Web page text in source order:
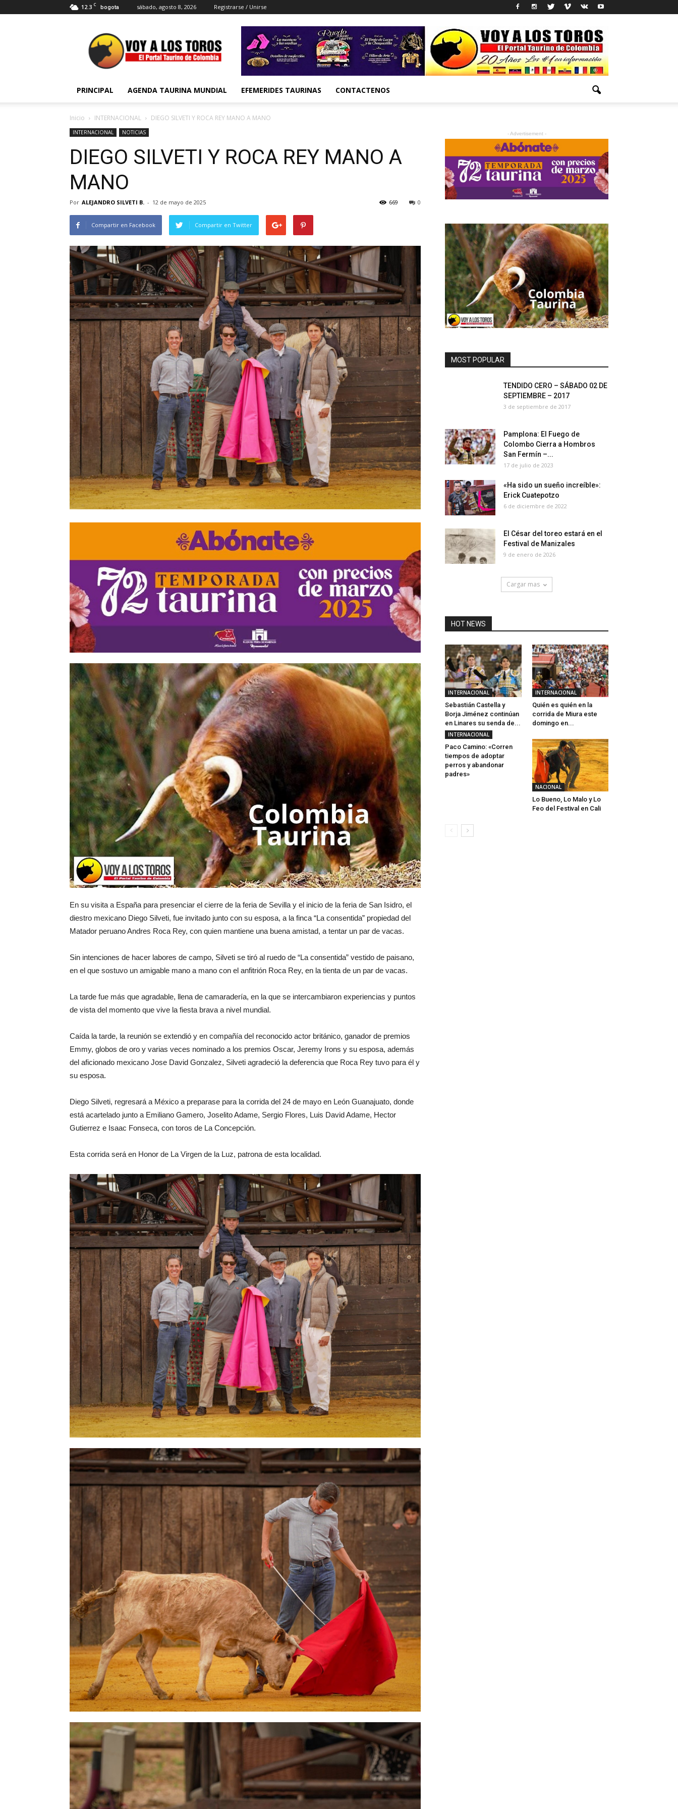
12.3 C bogota sábado, agosto 8, 2026 Registrarse / Unirse
Voy
a
Los
Toros
PRINCIPAL AGENDA TAURINA MUNDIAL EFEMERIDES TAURINAS CONTACTENOS
Inicio INTERNACIONAL DIEGO SILVETI Y ROCA REY MANO A MANO
INTERNACIONAL NOTICIAS
DIEGO SILVETI Y ROCA REY MANO A
MANO
Por ALEJANDRO SILVETI B. - 12 de mayo de 2025 0
669
Compartir en Facebook Compartir en Twitter
En su visita a España para presenciar el cierre de la feria de Sevilla y el inicio de la feria de San Isidro, el
diestro mexicano Diego Silveti, fue invitado junto con su esposa, a la finca “La consentida” propiedad del
Matador peruano Andres Roca Rey, con quien mantiene una buena amistad, a tentar un par de vacas.
Sin intenciones de hacer labores de campo, Silveti se tiró al ruedo de “La consentida” vestido de paisano,
en el que sostuvo un amigable mano a mano con el anfitrión Roca Rey, en la tienta de un par de vacas.
La tarde fue más que agradable, llena de camaradería, en la que se intercambiaron experiencias y puntos
de vista del momento que vive la fiesta brava a nivel mundial.
Caída la tarde, la reunión se extendió y en compañía del reconocido actor británico, ganador de premios
Emmy, globos de oro y varias veces nominado a los premios Oscar, Jeremy Irons y su esposa, además
del aficionado mexicano Jose David Gonzalez, Silveti agradeció la deferencia que Roca Rey tuvo para él y
su esposa.
Diego Silveti, regresará a México a preparase para la corrida del 24 de mayo en León Guanajuato, donde
está acartelado junto a Emiliano Gamero, Joselito Adame, Sergio Flores, Luis David Adame, Hector
Gutierrez e Isaac Fonseca, con toros de La Concepción.
Esta corrida será en Honor de La Virgen de la Luz, patrona de esta localidad.
- Advertisement -
MOST POPULAR
TENDIDO CERO – SÁBADO 02 DE
SEPTIEMBRE – 2017
3 de septiembre de 2017
Pamplona: El Fuego de
Colombo Cierra a Hombros
San Fermín –...
17 de julio de 2023
«Ha sido un sueño increíble»:
Erick Cuatepotzo
6 de diciembre de 2022
El César del toreo estará en el
Festival de Manizales
9 de enero de 2026
Cargar mas
HOT NEWS
INTERNACIONAL
Sebastián Castella y
Borja Jiménez continúan
en Linares su senda de...
INTERNACIONAL
Quién es quién en la
corrida de Miura este
domingo en...
INTERNACIONAL
Paco Camino: «Corren
tiempos de adoptar
perros y abandonar
padres»
NACIONAL
Lo Bueno, Lo Malo y Lo
Feo del Festival en Cali